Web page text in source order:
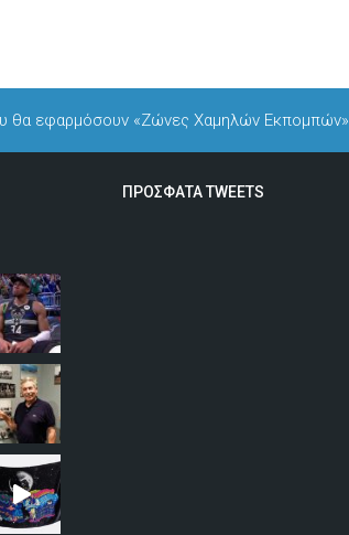
θα εφαρμόσουν «Ζώνες Χαμηλών Εκπομπών»
ΠΡΟΣΦΑΤΑ TWEETS